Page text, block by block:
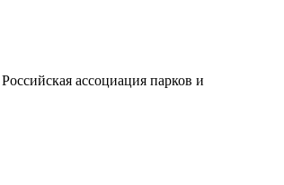
ассоциация парков и